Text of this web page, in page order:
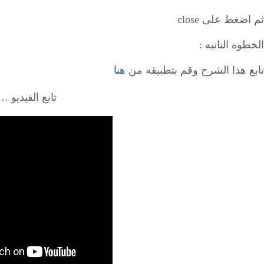
ثم اضغط على close
الخطوه التانيه :
تابع هذا الشرح وقم بتطبيقه من هنا
تابع